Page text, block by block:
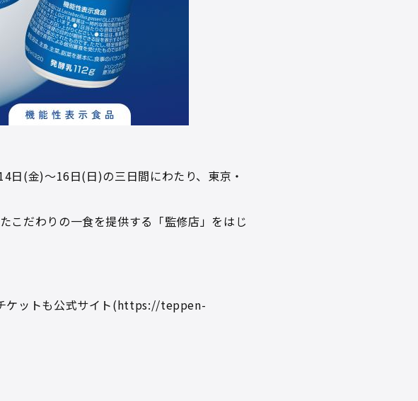
(金)～16日(日)の三日間にわたり、東京・
こだわりの⼀⾷を提供する「監修店」をはじ
ケットも公式サイト(https://teppen-